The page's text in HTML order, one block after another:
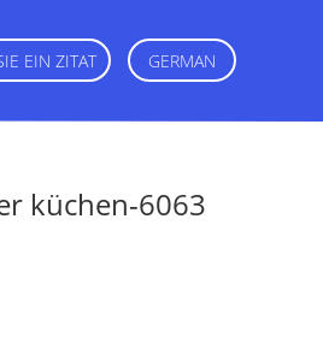
EIN ZITAT GERMAN
küchen-6063